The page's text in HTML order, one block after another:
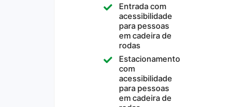
Entrada com
acessibilidade
para pessoas
em cadeira de
rodas
Estacionamento
com
acessibilidade
para pessoas
em cadeira de